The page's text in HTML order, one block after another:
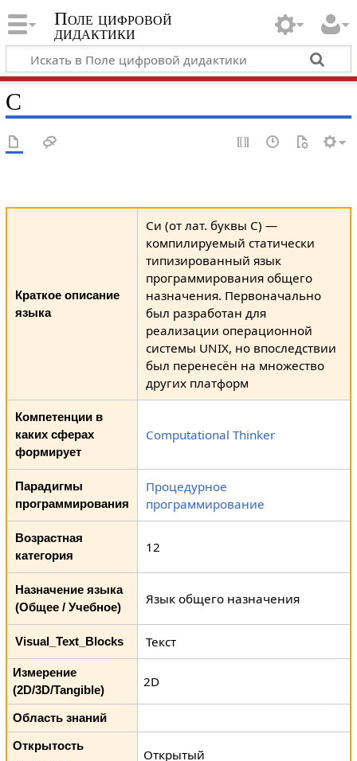
Поле цифровой
дидактики
C
Краткое описание
языка
Си (от лат. буквы C) —
компилируемый статически
типизированный язык
программирования общего
назначения. Первоначально
был разработан для
реализации операционной
системы UNIX, но впоследствии
был перенесён на множество
других платформ
Компетенции в
каких сферах
формирует
Computational Thinker
Парадигмы
программирования
Процедурное
программирование
Возрастная
категория
12
Назначение языка
(Общее / Учебное)
Язык общего назначения
Visual_Text_Blocks Текст
Измерение
(2D/3D/Tangible)
2D
Область знаний
Открытость
Открытый